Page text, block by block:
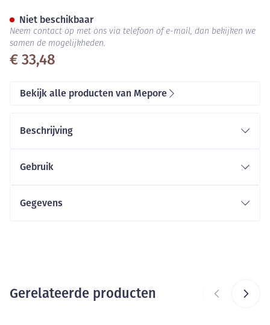
€ 33,48
Niet beschikbaar
Neem contact op met ons via telefoon of e-mail, dan bekijken we
samen de mogelijkheden.
Bekijk alle producten van Mepore
Beschrijving
Gebruik
Gegevens
Merken Mepore
Gerelateerde producten